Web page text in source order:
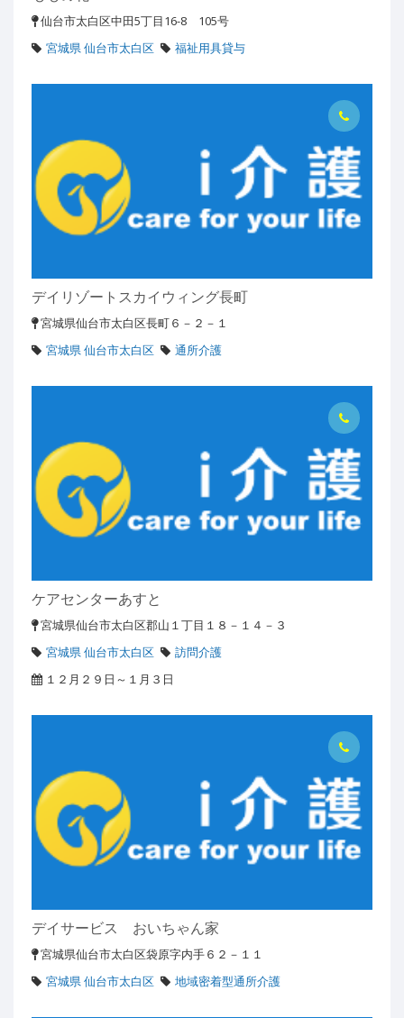
仙台市太白区中田5丁目16-8 105号
宮城県 仙台市太白区
福祉用具貸与
デイリゾートスカイウィング長町
宮城県仙台市太白区長町６－２－１
宮城県 仙台市太白区
通所介護
ケアセンターあすと
宮城県仙台市太白区郡山１丁目１８－１４－３
宮城県 仙台市太白区
訪問介護
１２月２９日～１月３日
デイサービス おいちゃん家
宮城県仙台市太白区袋原字内手６２－１１
宮城県 仙台市太白区
地域密着型通所介護